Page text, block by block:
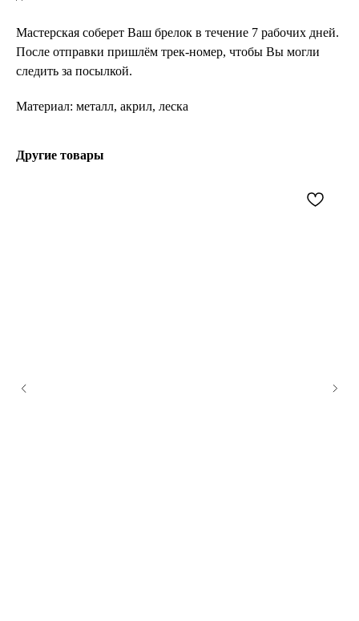
Мастерская соберет Ваш брелок в течение 7 рабочих дней.
После отправки пришлём трек-номер, чтобы Вы могли
следить за посылкой.
Материал: металл, акрил, леска
Другие товары